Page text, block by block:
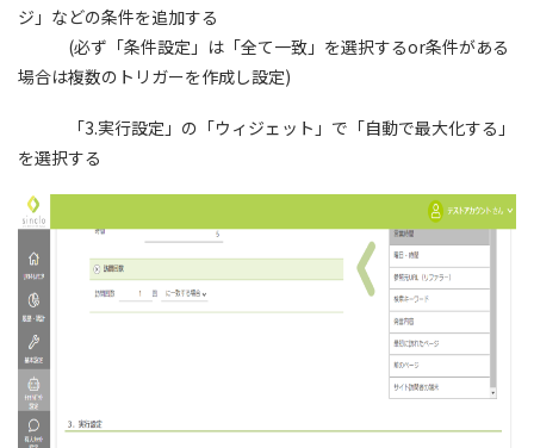
ジ」などの条件を追加する
(必ず「条件設定」は「全て一致」を選択するor条件がある
場合は複数のトリガーを作成し設定)
「3.実行設定」の「ウィジェット」で「自動で最大化する」
を選択する